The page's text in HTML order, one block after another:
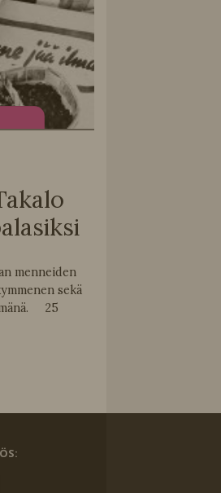
menneiden
sekä
25